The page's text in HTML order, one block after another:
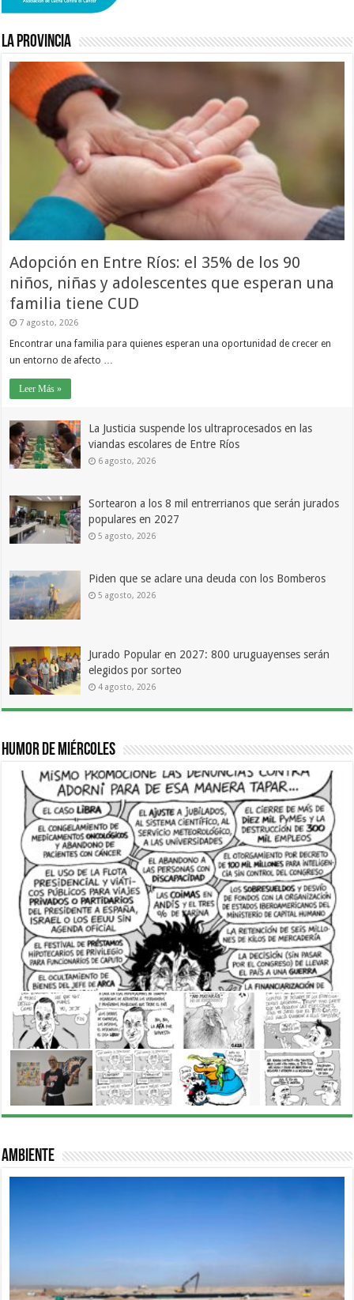
La Provincia
Adopción en Entre Ríos: el 35% de los 90
niños, niñas y adolescentes que esperan una
familia tiene CUD
7 agosto, 2026
Encontrar una familia para quienes esperan una oportunidad de crecer en
un entorno de afecto …
Leer Más »
La Justicia suspende los ultraprocesados en las
viandas escolares de Entre Ríos
6 agosto, 2026
Sortearon a los 8 mil entrerrianos que serán jurados
populares en 2027
5 agosto, 2026
Piden que se aclare una deuda con los Bomberos
5 agosto, 2026
Jurado Popular en 2027: 800 uruguayenses serán
elegidos por sorteo
4 agosto, 2026
Humor de Miércoles
Ambiente